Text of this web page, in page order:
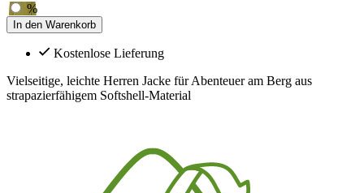
%
In den Warenkorb
Kostenlose Lieferung
Vielseitige, leichte Herren Jacke für Abenteuer am Berg aus
strapazierfähigem Softshell-Material